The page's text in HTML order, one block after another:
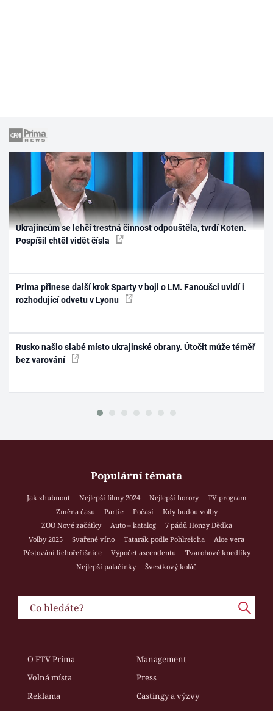
Ukrajincům se lehčí trestná činnost odpouštěla, tvrdí Koten.
Pospíšil chtěl vidět čísla
Prima přinese další krok Sparty v boji o LM. Fanoušci uvidí i
rozhodující odvetu v Lyonu
Rusko našlo slabé místo ukrajinské obrany. Útočit může téměř
bez varování
Populární témata
Jak zhubnout Nejlepší filmy 2024 Nejlepší horory
TV program
Změna času
Partie Počasí
Kdy budou volby
ZOO Nové začátky
Auto – katalog
7 pádů Honzy Dědka
Volby 2025
Svařené víno Tatarák podle Pohlreicha
Aloe vera
Pěstování lichořeřišnice
Výpočet ascendentu
Tvarohové knedlíky
Nejlepší palačinky
Švestkový koláč
O FTV Prima
Management
Volná místa
Press
Reklama
Castingy a výzvy